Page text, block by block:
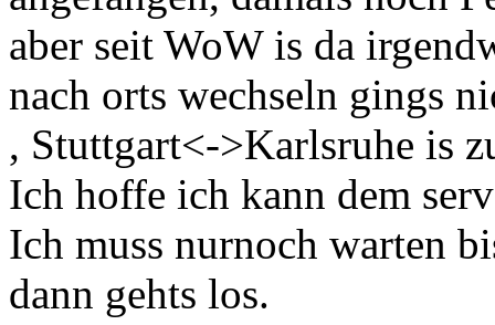
aber seit WoW is da
nach orts wechseln gings
, Stuttgart<->Karlsruhe is
Ich hoffe ich kann dem
Ich muss nurnoch warten
dann gehts los.